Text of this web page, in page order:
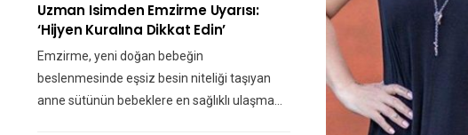
Uzman Isimden Emzirme Uyarısı:
‘Hijyen Kuralına Dikkat Edin’
Emzirme, yeni doğan bebeğin
beslenmesinde eşsiz besin niteliği taşıyan
anne sütünün bebeklere en sağlıklı ulaşma…